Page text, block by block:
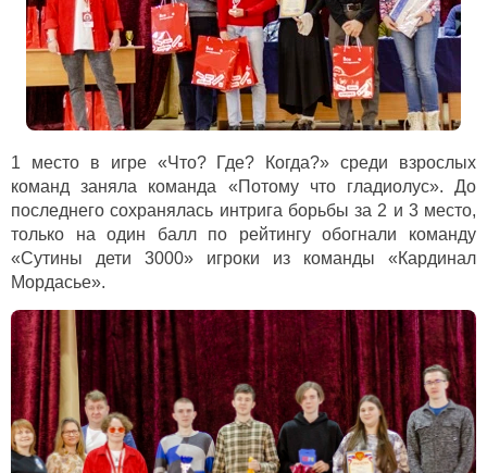
1 место в игре «Что? Где? Когда?» среди взрослых
команд заняла команда «Потому что гладиолус». До
последнего сохранялась интрига борьбы за 2 и 3 место,
только на один балл по рейтингу обогнали команду
«Сутины дети 3000» игроки из команды «Кардинал
Мордасье».